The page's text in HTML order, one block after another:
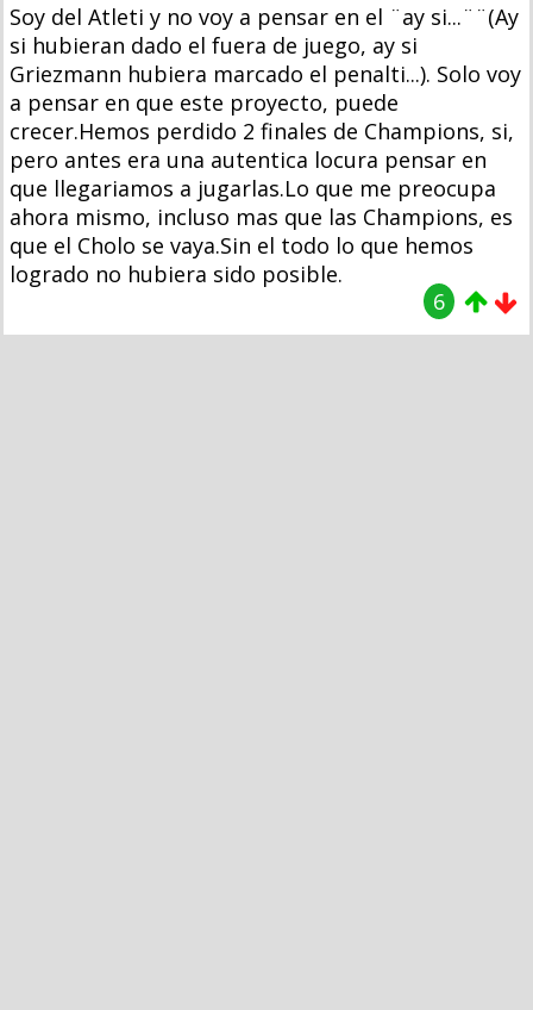
Soy del Atleti y no voy a pensar en el ¨ay si...¨¨(Ay
si hubieran dado el fuera de juego, ay si
Griezmann hubiera marcado el penalti...). Solo voy
a pensar en que este proyecto, puede
crecer.Hemos perdido 2 finales de Champions, si,
pero antes era una autentica locura pensar en
que llegariamos a jugarlas.Lo que me preocupa
ahora mismo, incluso mas que las Champions, es
que el Cholo se vaya.Sin el todo lo que hemos
logrado no hubiera sido posible.
6